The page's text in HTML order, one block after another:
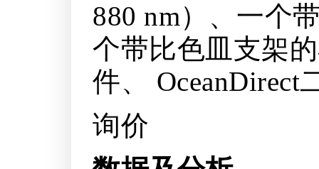
880 nm）、一个
个带比色皿支架
件、 OceanDirect
询价